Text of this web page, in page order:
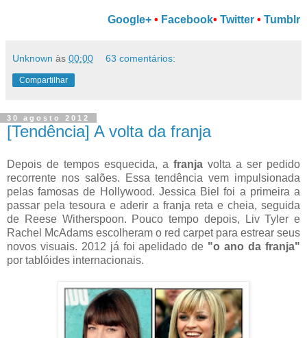
Google+ • Facebook• Twitter • Tumblr
Unknown às 00:00 63 comentários:
Compartilhar
30 agosto 2012
[Tendência] A volta da franja
Depois de tempos esquecida, a franja volta a ser pedido
recorrente nos salões. Essa tendência vem impulsionada
pelas famosas de Hollywood. Jessica Biel foi a primeira a
passar pela tesoura e aderir a franja reta e cheia, seguida
de Reese Witherspoon. Pouco tempo depois, Liv Tyler e
Rachel McAdams escolheram o red carpet para estrear seus
novos visuais. 2012 já foi apelidado de "o ano da franja"
por tablóides internacionais.